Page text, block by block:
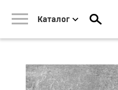
Каталог